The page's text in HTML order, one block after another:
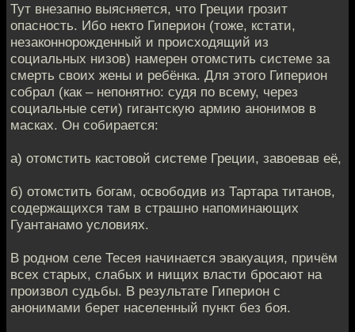
Тут внезапно выясняется, что Греции грозит
опасность. Ибо некто Гиперион (тоже, кстати,
незаконнорожденный и происходящий из
социальных низов) намерен отомстить системе за
смерть своих жены и ребёнка. Для этого Гиперион
собрал (как – непонятно: судя по всему, через
социальные сети) гигантскую армию анонимов в
масках. Он собирается:
а) отомстить кастовой системе Греции, завоевав её,
б) отомстить богам, освободив из Тартара титанов,
содержащихся там в страшно напоминающих
Гуантанамо условиях.
В родном селе Тесея начинается эвакуация, причём
всех старых, слабых и нищих власти бросают на
произвол судьбы. В результате Гиперион с
анонимами берет населенный пункт без боя.